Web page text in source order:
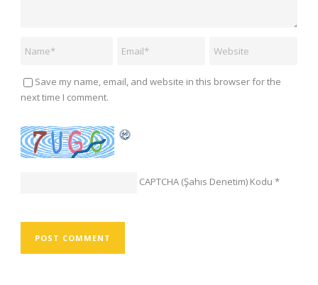
Save my name, email, and website in this browser for the
next time I comment.
CAPTCHA (Şahıs Denetim) Kodu *